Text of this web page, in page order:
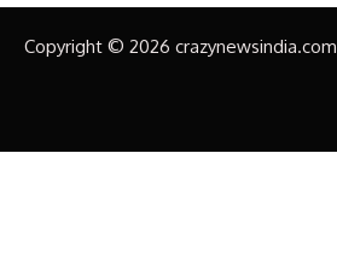
Copyright © 2026 crazynewsindia.com